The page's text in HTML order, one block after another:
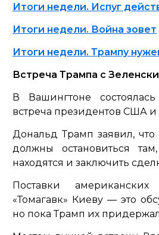
Итоги недели. Испуг
Итоги недели. Война зовет
Итоги недели. Трампу
Встреча Трампа с
В Вашингтоне
встреча президентов США
Дональд Трамп заявил,
должны остановиться
находятся и заключить
Поставки
«Томагавк» Киеву — это
но пока Трамп их